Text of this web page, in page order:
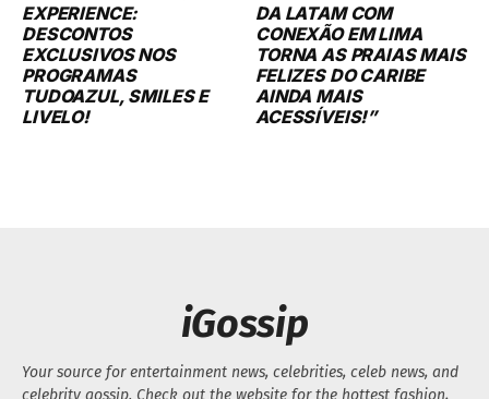
EXPERIENCE:
DESCONTOS
EXCLUSIVOS NOS
PROGRAMAS
TUDOAZUL, SMILES E
LIVELO!
DA LATAM COM
CONEXÃO EM LIMA
TORNA AS PRAIAS MAIS
FELIZES DO CARIBE
AINDA MAIS
ACESSÍVEIS!”
iGossip
Your source for entertainment news, celebrities, celeb news, and
celebrity gossip. Check out the website for the hottest fashion,